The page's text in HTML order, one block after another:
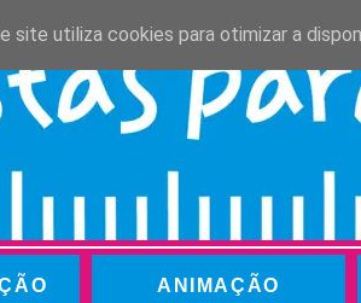
ANIMAÇÃO
site utiliza cookies para otimizar a